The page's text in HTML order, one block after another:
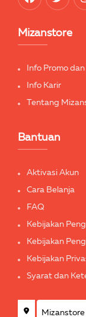
Mizanstore
Info Promo
Info Karir
Tentang
Bantuan
Aktivasi Akun
Cara Belanja
FAQ
Kebijakan
Kebijakan
Kebijakan
Syarat dan